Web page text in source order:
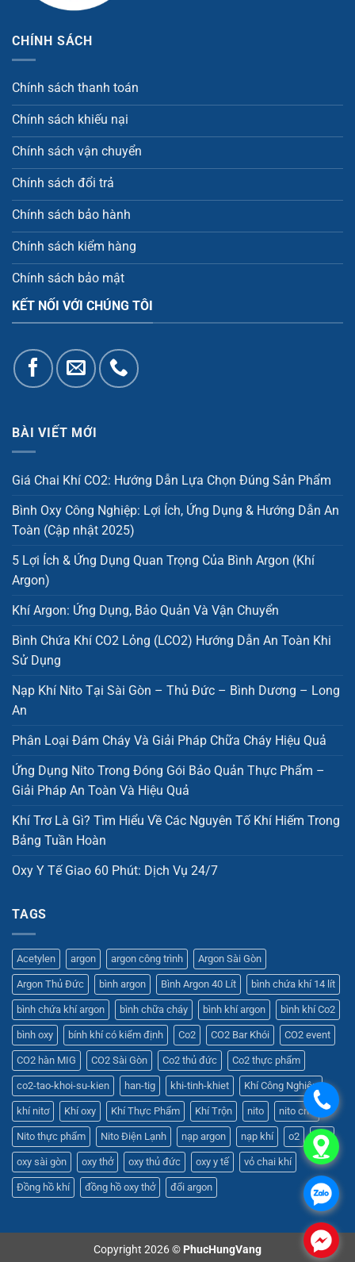
CHÍNH SÁCH
Chính sách thanh toán
Chính sách khiếu nại
Chính sách vận chuyển
Chính sách đổi trả
Chính sách bảo hành
Chính sách kiểm hàng
Chính sách bảo mật
KẾT NỐI VỚI CHÚNG TÔI
BÀI VIẾT MỚI
Giá Chai Khí CO2: Hướng Dẫn Lựa Chọn Đúng Sản Phẩm
Bình Oxy Công Nghiệp: Lợi Ích, Ứng Dụng & Hướng Dẫn An
Toàn (Cập nhật 2025)
5 Lợi Ích & Ứng Dụng Quan Trọng Của Bình Argon (Khí
Argon)
Khí Argon: Ứng Dụng, Bảo Quản Và Vận Chuyển
Bình Chứa Khí CO2 Lỏng (LCO2) Hướng Dẫn An Toàn Khi
Sử Dụng
Nạp Khí Nito Tại Sài Gòn – Thủ Đức – Bình Dương – Long
An
Phân Loại Đám Cháy Và Giải Pháp Chữa Cháy Hiệu Quả
Ứng Dụng Nito Trong Đóng Gói Bảo Quản Thực Phẩm –
Giải Pháp An Toàn Và Hiệu Quả
Khí Trơ Là Gì? Tìm Hiểu Về Các Nguyên Tố Khí Hiếm Trong
Bảng Tuần Hoàn
Oxy Y Tế Giao 60 Phút: Dịch Vụ 24/7
TAGS
Acetylen argon argon công trình Argon Sài Gòn
Argon Thủ Đức bình argon Bình Argon 40 Lít bình chứa khí 14 lít
bình chứa khí argon bình chữa cháy bình khí argon bình khí Co2
bình oxy bính khí có kiểm định Co2 CO2 Bar Khói CO2 event
CO2 hàn MIG CO2 Sài Gòn Co2 thủ đức Co2 thực phẩm
co2-tao-khoi-su-kien han-tig khi-tinh-khiet Khí Công Nghiệp
khí nitơ Khí oxy Khí Thực Phẩm Khí Trộn nito nito cnc
Nito thực phẩm Nito Điện Lạnh nạp argon nạp khí o2 oxy
oxy sài gòn oxy thở oxy thủ đức oxy y tế vỏ chai khí
Đồng hồ khí đồng hồ oxy thở đổi argon
Copyright 2026 © PhucHungVang
.
.
.
.